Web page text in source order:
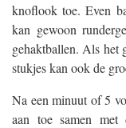
knoflook toe. Even
kan gewoon
gehaktballen. Als het
stukjes kan ook de
Na een minuut of 5
aan toe samen